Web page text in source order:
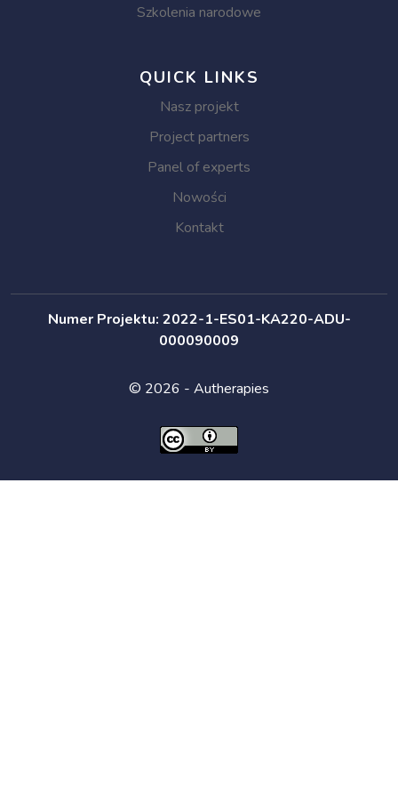
Szkolenia narodowe
QUICK LINKS
Nasz projekt
Project partners
Panel of experts
Nowości
Kontakt
Numer Projektu: 2022-1-ES01-KA220-ADU-
000090009
© 2026 - Autherapies